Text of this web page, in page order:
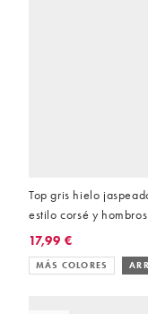
Top gris hielo
estilo corsé y
Curve
17,99 €
MÁS COLORES